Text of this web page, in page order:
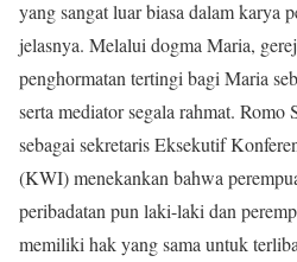
yang sangat luar biasa dalam karya
jelasnya. Melalui dogma Maria,
penghormatan tertingi bagi Maria
serta mediator segala rahmat.
sebagai sekretaris Eksekutif
(KWI) menekankan bahwa
peribadatan pun laki-laki dan
memiliki hak yang sama untuk